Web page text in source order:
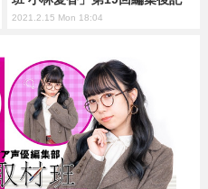
2021.2.15 Mon 18:04